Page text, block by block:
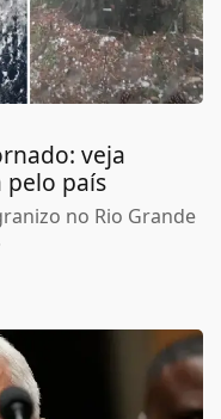
veja
pelo país
no Rio Grande